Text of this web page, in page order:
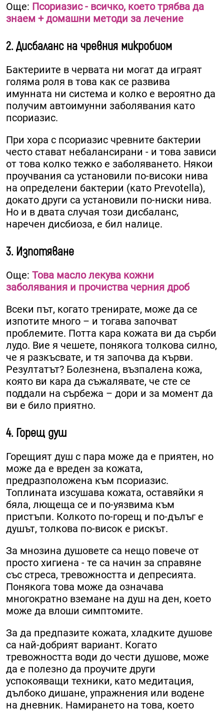
Още: Псориазис - всичко, което трябва да
знаем + домашни методи за лечение
2. Дисбаланс на чревния микробиом
Бактериите в червата ни могат да играят
голяма роля в това как се развива
имунната ни система и колко е вероятно да
получим автоимунни заболявания като
псориазис.
При хора с псориазис чревните бактерии
често стават небалансирани - и това зависи
от това колко тежко е заболяването. Някои
проучвания са установили по-високи нива
на определени бактерии (като Prevotella),
докато други са установили по-ниски нива.
Но и в двата случая този дисбаланс,
наречен дисбиоза, е бил налице.
3. Изпотяване
Още: Това масло лекува кожни
заболявания и прочиства черния дроб
Всеки път, когато тренирате, може да се
изпотите много – и тогава започват
проблемите. Потта кара кожата ви да сърби
лудо. Вие я чешете, понякога толкова силно,
че я разкъсвате, и тя започва да кърви.
Резултатът? Болезнена, възпалена кожа,
която ви кара да съжалявате, че сте се
поддали на сърбежа – дори и за момент да
ви е било приятно.
4. Горещ душ
Горещият душ с пара може да е приятен, но
може да е вреден за кожата,
предразположена към псориазис.
Топлината изсушава кожата, оставяйки я
бяла, лющеща се и по-уязвима към
пристъпи. Колкото по-горещ и по-дълъг е
душът, толкова по-висок е рискът.
За мнозина душовете са нещо повече от
просто хигиена - те са начин за справяне
със стреса, тревожността и депресията.
Понякога това може да означава
многократно вземане на душ на ден, което
може да влоши симптомите.
За да предпазите кожата, хладките душове
са най-добрият вариант. Когато
тревожността води до чести душове, може
да е полезно да проучите други
успокояващи техники, като медитация,
дълбоко дишане, упражнения или водене
на дневник. Намирането на това, което